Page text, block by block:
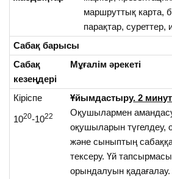
маршруттық карта,
парақтар, суреттер,
Сабақ барысы
Сабақ
кезеңдері
Мұғалім әрекеті
Кіріспе
1020-1022
Ұйымдастыру. 2 минут
Оқушылармен
оқушыларын түгелдеу,
және сыныптың
тексеру. Үй
орындалуын